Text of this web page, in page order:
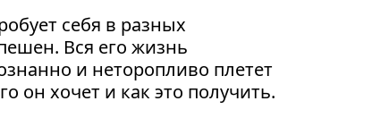
себя в разных
Вся его жизнь
и неторопливо плетет
он хочет и как это получить.